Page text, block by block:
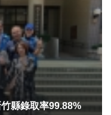
縣錄取率99.88%